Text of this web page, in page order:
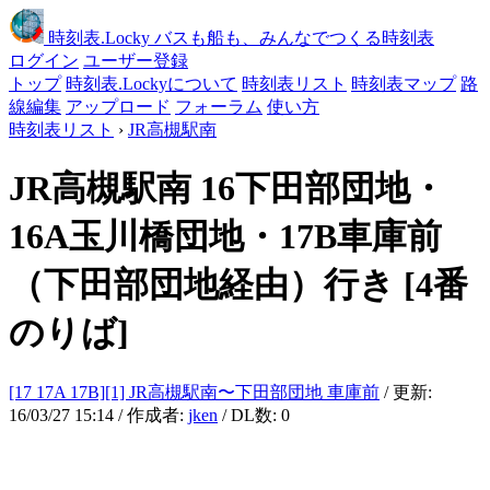
時刻表.Locky バスも船も、みんなでつくる時刻表
ログイン ユーザー登録
トップ 時刻表.Lockyについて 時刻表リスト 時刻表マップ 路
線編集 アップロード フォーラム 使い方
時刻表リスト › JR高槻駅南
JR高槻駅南 16下田部団地・
16A玉川橋団地・17B車庫前
（下田部団地経由）行き [4番
のりば]
[17 17A 17B][1] JR高槻駅南〜下田部団地 車庫前 / 更新:
16/03/27 15:14 / 作成者: jken / DL数: 0